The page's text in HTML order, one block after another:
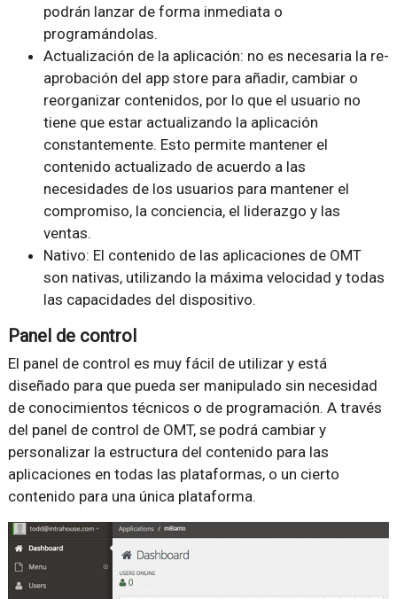
podrán lanzar de forma inmediata o
programándolas.
Actualización de la aplicación: no es necesaria la re-
aprobación del app store para añadir, cambiar o
reorganizar contenidos, por lo que el usuario no
tiene que estar actualizando la aplicación
constantemente. Esto permite mantener el
contenido actualizado de acuerdo a las
necesidades de los usuarios para mantener el
compromiso, la conciencia, el liderazgo y las
ventas.
Nativo: El contenido de las aplicaciones de OMT
son nativas, utilizando la máxima velocidad y todas
las capacidades del dispositivo.
Panel de control
El panel de control es muy fácil de utilizar y está
diseñado para que pueda ser manipulado sin necesidad
de conocimientos técnicos o de programación. A través
del panel de control de OMT, se podrá cambiar y
personalizar la estructura del contenido para las
aplicaciones en todas las plataformas, o un cierto
contenido para una única plataforma.